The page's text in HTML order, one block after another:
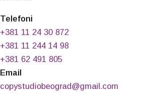
Telefoni
+381 11 24 30 872
+381 11 244 14 98
+381 62 491 805
Email
copystudiobeograd@gmail.com